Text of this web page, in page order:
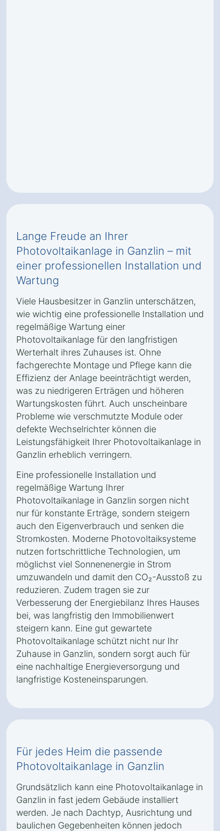
Lange Freude an Ihrer
Photovoltaikanlage in Ganzlin – mit
einer professionellen Installation und
Wartung
Viele Hausbesitzer in Ganzlin unterschätzen,
wie wichtig eine professionelle Installation und
regelmäßige Wartung einer
Photovoltaikanlage für den langfristigen
Werterhalt ihres Zuhauses ist. Ohne
fachgerechte Montage und Pflege kann die
Effizienz der Anlage beeinträchtigt werden,
was zu niedrigeren Erträgen und höheren
Wartungskosten führt. Auch unscheinbare
Probleme wie verschmutzte Module oder
defekte Wechselrichter können die
Leistungsfähigkeit Ihrer Photovoltaikanlage in
Ganzlin erheblich verringern.
Eine professionelle Installation und
regelmäßige Wartung Ihrer
Photovoltaikanlage in Ganzlin sorgen nicht
nur für konstante Erträge, sondern steigern
auch den Eigenverbrauch und senken die
Stromkosten. Moderne Photovoltaiksysteme
nutzen fortschrittliche Technologien, um
möglichst viel Sonnenenergie in Strom
umzuwandeln und damit den CO₂-Ausstoß zu
reduzieren. Zudem tragen sie zur
Verbesserung der Energiebilanz Ihres Hauses
bei, was langfristig den Immobilienwert
steigern kann. Eine gut gewartete
Photovoltaikanlage schützt nicht nur Ihr
Zuhause in Ganzlin, sondern sorgt auch für
eine nachhaltige Energieversorgung und
langfristige Kosteneinsparungen.
Für jedes Heim die passende
Photovoltaikanlage in Ganzlin
Grundsätzlich kann eine Photovoltaikanlage in
Ganzlin in fast jedem Gebäude installiert
werden. Je nach Dachtyp, Ausrichtung und
baulichen Gegebenheiten können jedoch